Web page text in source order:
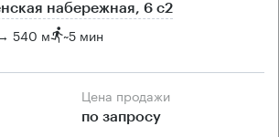
набережная, 6 с2
540 м ~5 мин
Цена продажи
по запросу